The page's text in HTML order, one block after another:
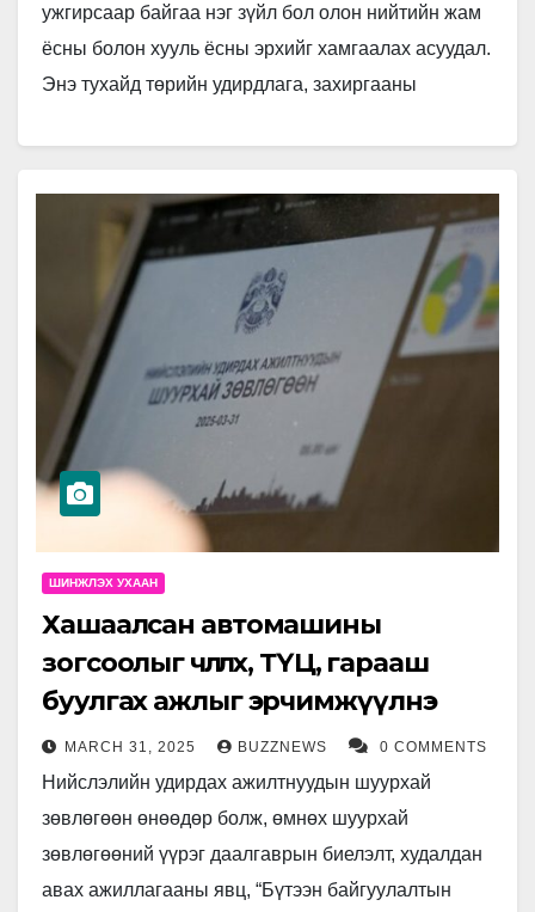
ужгирсаар байгаа нэг зүйл бол олон нийтийн жам
ёсны болон хууль ёсны эрхийг хамгаалах асуудал.
Энэ тухайд төрийн удирдлага, захиргааны
ШИНЖЛЭХ УХААН
Хашаалсан автомашины
зогсоолыг чөлөөлөх, ТҮЦ, гарааш
буулгах ажлыг эрчимжүүлнэ
MARCH 31, 2025 BUZZNEWS 0 COMMENTS
Нийслэлийн удирдах ажилтнуудын шуурхай
зөвлөгөөн өнөөдөр болж, өмнөх шуурхай
зөвлөгөөний үүрэг даалгаврын биелэлт, худалдан
авах ажиллагааны явц, “Бүтээн байгуулалтын